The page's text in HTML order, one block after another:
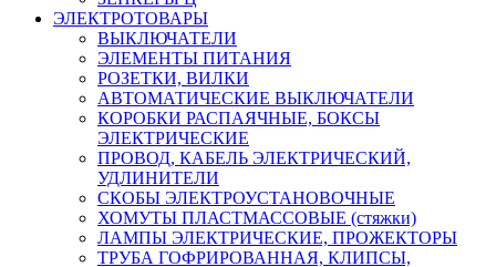
ЭЛЕКТРОТОВАРЫ
ВЫКЛЮЧАТЕЛИ
ЭЛЕМЕНТЫ ПИТАНИЯ
РОЗЕТКИ, ВИЛКИ
АВТОМАТИЧЕСКИЕ ВЫКЛЮЧАТЕЛИ
КОРОБКИ РАСПАЯЧНЫЕ, БОКСЫ
ЭЛЕКТРИЧЕСКИЕ
ПРОВОД, КАБЕЛЬ ЭЛЕКТРИЧЕСКИЙ,
УДЛИНИТЕЛИ
СКОБЫ ЭЛЕКТРОУСТАНОВОЧНЫЕ
ХОМУТЫ ПЛАСТМАССОВЫЕ (стяжки)
ЛАМПЫ ЭЛЕКТРИЧЕСКИЕ, ПРОЖЕКТОРЫ
ТРУБА ГОФРИРОВАННАЯ, КЛИПСЫ,